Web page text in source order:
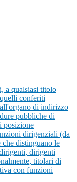
a qualsiasi titolo
conferiti
di indirizzo
pubbliche di
posizione
dirigenziali (da
che distinguano le
dirigenti
titolari di
con funzioni